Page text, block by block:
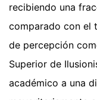
recibiendo una
comparado con el
de percepción
Superior de
académico a una